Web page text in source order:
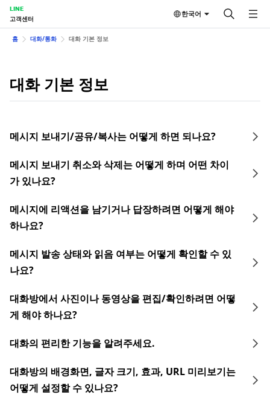
LINE
고객센터
한국어
홈 대화/통화 대화 기본 정보
대화 기본 정보
메시지 보내기/공유/복사는 어떻게 하면 되나요?
메시지 보내기 취소와 삭제는 어떻게 하며 어떤 차이
가 있나요?
메시지에 리액션을 남기거나 답장하려면 어떻게 해야
하나요?
메시지 발송 상태와 읽음 여부는 어떻게 확인할 수 있
나요?
대화방에서 사진이나 동영상을 편집/확인하려면 어떻
게 해야 하나요?
대화의 편리한 기능을 알려주세요.
대화방의 배경화면, 글자 크기, 효과, URL 미리보기는
어떻게 설정할 수 있나요?